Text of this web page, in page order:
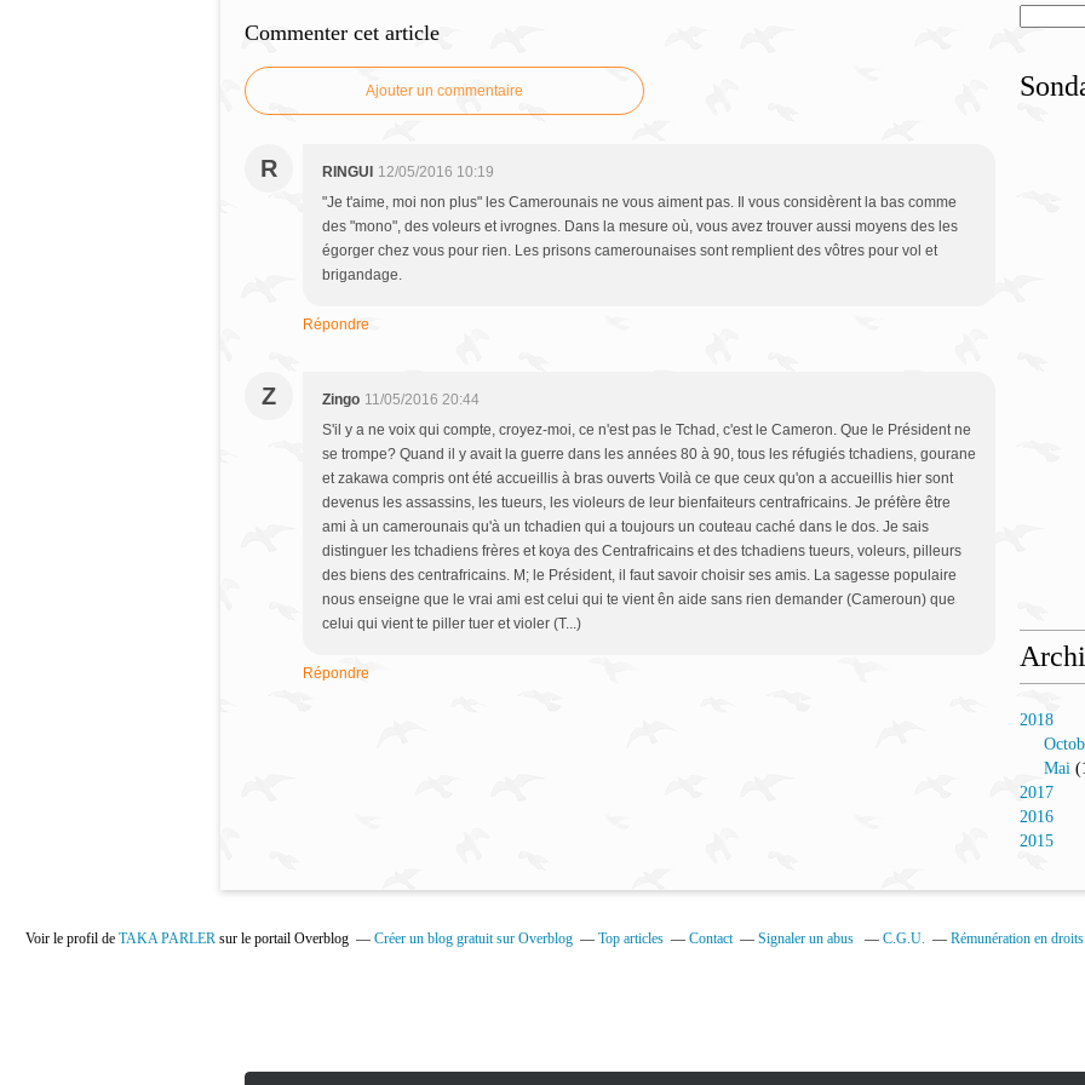
Commenter cet article
Ajouter un commentaire
R RINGUI
12/05/2016 10:19
"Je t'aime, moi non plus" les Camerounais ne vous aiment pas. Il vous considèrent la bas comme
des "mono", des voleurs et ivrognes. Dans la mesure où, vous avez trouver aussi moyens des les
égorger chez vous pour rien. Les prisons camerounaises sont remplient des vôtres pour vol et
brigandage.
Répondre
Z Zingo 11/05/2016 20:44
S'il y a ne voix qui compte, croyez-moi, ce n'est pas le Tchad, c'est le Cameron. Que le Président ne
se trompe? Quand il y avait la guerre dans les années 80 à 90, tous les réfugiés tchadiens, gourane
et zakawa compris ont été accueillis à bras ouverts Voilà ce que ceux qu'on a accueillis hier sont
devenus les assassins, les tueurs, les violeurs de leur bienfaiteurs centrafricains. Je préfère être
ami à un camerounais qu'à un tchadien qui a toujours un couteau caché dans le dos. Je sais
distinguer les tchadiens frères et koya des Centrafricains et des tchadiens tueurs, voleurs, pilleurs
des biens des centrafricains. M; le Président, il faut savoir choisir ses amis. La sagesse populaire
nous enseigne que le vrai ami est celui qui te vient ên aide sans rien demander (Cameroun) que
celui qui vient te piller tuer et violer (T...)
Répondre
2018
Mai
2017
2016
2015
Voir le profil de TAKA PARLERsur le portail Overblog Créer un blog gratuit sur Overblog Top articles Contact Signaler un abus C.G.U. Rémunération en